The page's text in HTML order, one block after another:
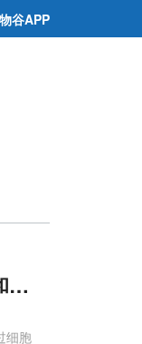
谷APP
神经
细胞